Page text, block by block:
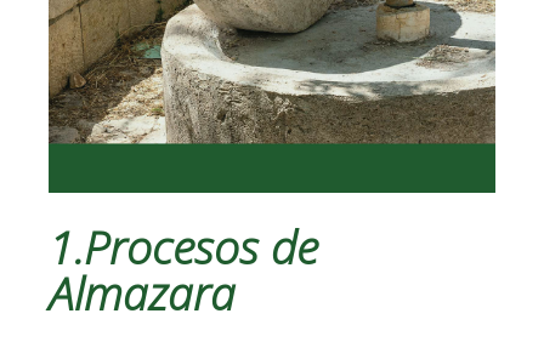
1.Procesos de
Almazara